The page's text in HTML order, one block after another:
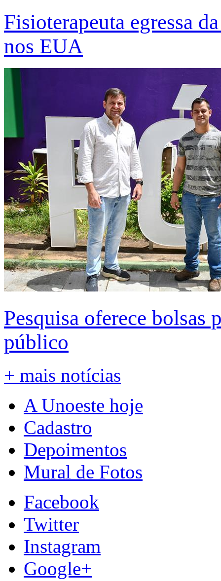
Fisioterapeuta egressa
nos EUA
Pesquisa oferece bolsas
público
+ mais notícias
A Unoeste hoje
Cadastro
Depoimentos
Mural de Fotos
Facebook
Twitter
Instagram
Google+